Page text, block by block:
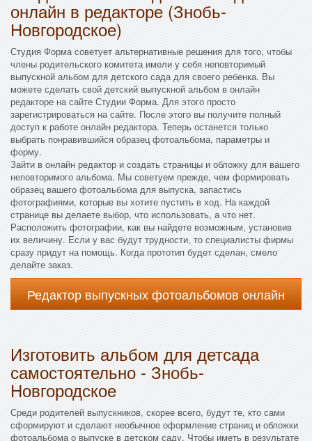
онлайн в редакторе (Знобь-
Новгородское)
Студия Форма советует альтернативные решения для того, чтобы
члены родительского комитета имели у себя неповторимый
выпускной альбом для детского сада для своего ребенка. Вы
можете сделать свой детский выпускной альбом в онлайн
редакторе на сайте Студии Форма. Для этого просто
зарегистрироваться на сайте. После этого вы получите полный
доступ к работе онлайн редактора. Теперь останется только
выбрать понравившийся образец фотоальбома, параметры и
форму.
Зайти в онлайн редактор и создать страницы и обложку для вашего
неповторимого альбома. Мы советуем прежде, чем формировать
образец вашего фотоальбома для выпуска, запастись
фотографиями, которые вы хотите пустить в ход. На каждой
странице вы делаете выбор, что использовать, а что нет.
Расположить фотографии, как вы найдете возможным, установив
их величину. Если у вас будут трудности, то специалисты фирмы
сразу придут на помощь. Когда прототип будет сделан, смело
делайте заказ.
Редактор выпускных фотоальбомов онлайн
Изготовить альбом для детсада
самостоятельно - Знобь-
Новгородское
Среди родителей выпускников, скорее всего, будут те, кто сами
сформируют и сделают необычное оформление страниц и обложки
фотоальбома о выпуске в детском саду. Чтобы иметь в результате